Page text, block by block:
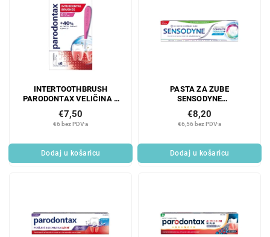
INTERTOOTHBRUSH
PARODONTAX VELIČINA 0
€6 bez PDV-a
€7,50
Dodaj u košaricu
PASTA ZA ZUBE
SENSODYNE
HLADNA MENTA 75 ML
€6,56 bez PDV-a
€8,20
Dodaj u košaricu